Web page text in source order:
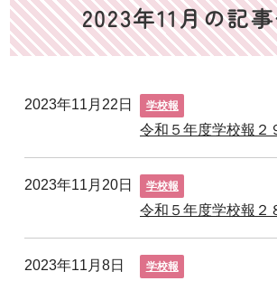
2023年11月の記
2023年11月22日 学校報
令和５年度学校報２
2023年11月20日 学校報
令和５年度学校報２
2023年11月8日 学校報